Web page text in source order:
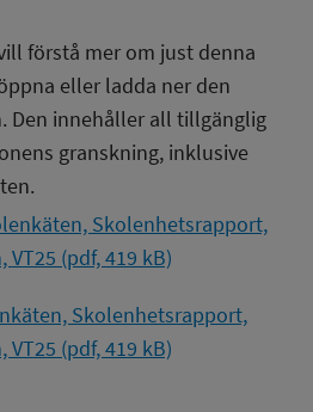
förstå mer om just denna
eller ladda ner den
Den innehåller all tillgänglig
granskning, inklusive
Skolenhetsrapport,
VT25 (pdf, 419 kB)
Skolenhetsrapport,
VT25 (pdf, 419 kB)